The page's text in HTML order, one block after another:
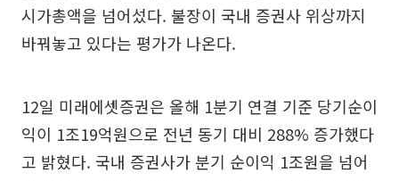
시가총액을 넘어섰다. 불장이 국내 증권사 위상까지
바꿔놓고 있다는 평가가 나온다.
12일 미래에셋증권은 올해 1분기 연결 기준 당기순이
익이 1조19억원으로 전년 동기 대비 288% 증가했다
고 밝혔다. 국내 증권사가 분기 순이익 1조원을 넘어